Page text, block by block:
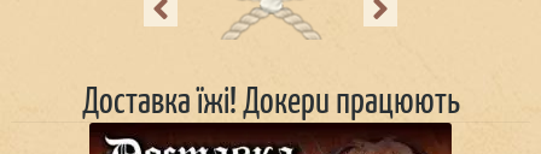
Previous Next
Доставка їжі! Докери працюють